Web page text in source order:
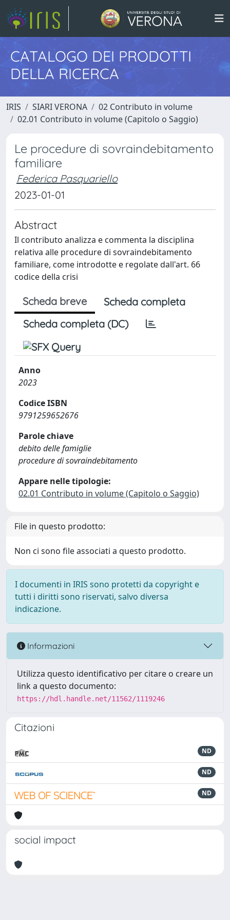
CATALOGO DEI PRODOTTI
DELLA RICERCA
IRIS SIARI VERONA
02 Contributo in volume
02.01 Contributo in volume (Capitolo o Saggio)
Le procedure di sovraindebitamento
familiare
Federica Pasquariello
2023-01-01
Abstract
Il contributo analizza e commenta la disciplina
relativa alle procedure di sovraindebitamento
familiare, come introdotte e regolate dall'art. 66
codice della crisi
Scheda breve
Scheda completa
Scheda completa (DC)
Anno
2023
Codice ISBN
9791259652676
Parole chiave
debito delle famiglie
procedure di sovraindebitamento
Appare nelle tipologie:
02.01 Contributo in volume (Capitolo o Saggio)
File in questo prodotto:
Non ci sono file associati a questo prodotto.
I documenti in IRIS sono protetti da copyright e
tutti i diritti sono riservati, salvo diversa
indicazione.
Informazioni
Utilizza questo identificativo per citare o creare un
link a questo documento:
https://hdl.handle.net/11562/1119246
Citazioni
ND
ND
ND
social impact